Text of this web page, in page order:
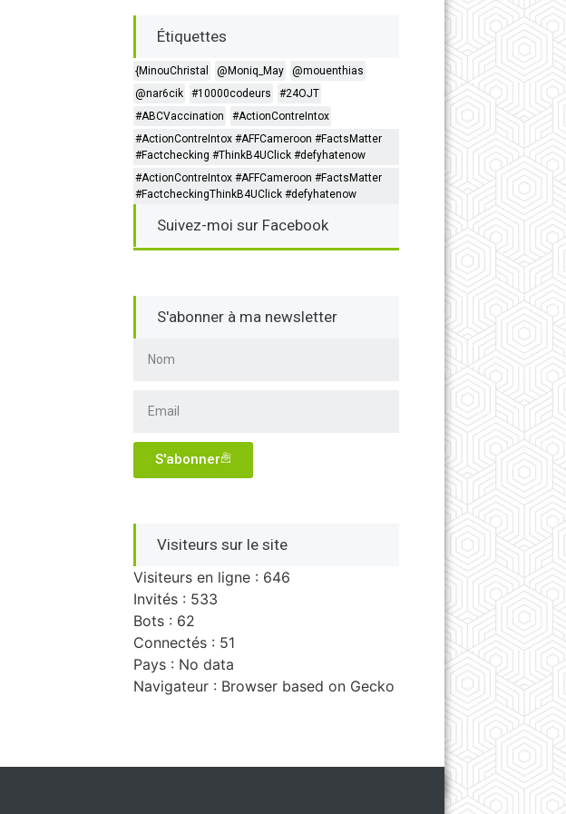
Étiquettes
{MinouChristal @Moniq_May
@mouenthias
@nar6cik
#10000codeurs
#24OJT
#ABCVaccination
#ActionContreIntox
#ActionContreIntox #AFFCameroon #FactsMatter
#Factchecking #ThinkB4UClick #defyhatenow
#ActionContreIntox #AFFCameroon #FactsMatter
#FactcheckingThinkB4UClick #defyhatenow
Suivez-moi sur Facebook
S'abonner à ma newsletter
S'abonner
Visiteurs sur le site
Visiteurs en ligne : 646
Invités : 533
Bots : 62
Connectés : 51
Pays : No data
Navigateur : Browser based on Gecko